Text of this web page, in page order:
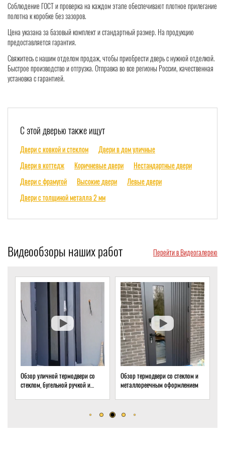
Соблюдение ГОСТ и проверка на каждом этапе обеспечивают плотное прилегание
полотна к коробке без зазоров.
Цена указана за базовый комплект и стандартный размер. На продукцию
предоставляется гарантия.
Свяжитесь с нашим отделом продаж, чтобы приобрести дверь с нужной отделкой.
Быстрое производство и отгрузка. Отправка во все регионы России, качественная
установка с гарантией.
С этой дверью также ищут
Двери с ковкой и стеклом
Двери в дом уличные
Двери в коттедж
Коричневые двери
Нестандартные двери
Двери с фрамугой
Высокие двери
Левые двери
Двери с толщиной металла 2 мм
Видеообзоры наших работ Перейти в Видеогалерею
Обзор уличной термодвери со
стеклом, бугельной ручкой и
Обзор термодвери со стеклом и
металлореечным оформлением